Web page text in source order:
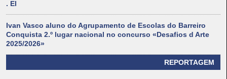
. El
Ivan Vasco aluno do Agrupamento de Escolas do Barreiro
Conquista 2.º lugar nacional no concurso «Desafios d Arte
2025/2026»
REPORTAGEM